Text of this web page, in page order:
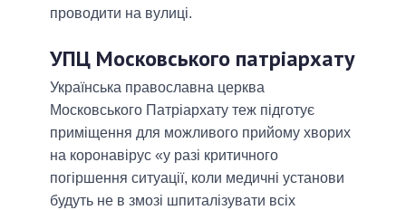
проводити на вулиці.
УПЦ Московського патріархату
Українська православна церква
Московського Патріархату теж підготує
приміщення для можливого прийому хворих
на коронавірус «у разі критичного
погіршення ситуації, коли медичні установи
будуть не в змозі шпиталізувати всіх